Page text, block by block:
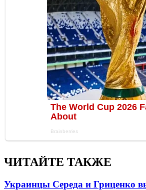
ЧИТАЙТЕ ТАКЖЕ
Украинцы Середа и Гриценко